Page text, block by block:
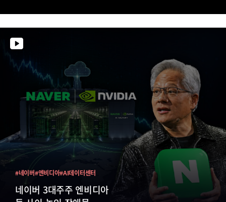
네이버 3대주주 엔비디아
#네이버#엔비디아#AI데이터센터